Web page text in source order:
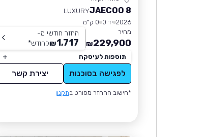
JAECOO 8
LUXURY
2026 יד 0
0 ק״מ
מחיר
229,900
₪
החזר חודשי מ-
1,717
₪לחודש*
תוספות לעיסקה
לפגישה בסוכנות יצירת קשר
*חישוב ההחזר מפורט בתקנון